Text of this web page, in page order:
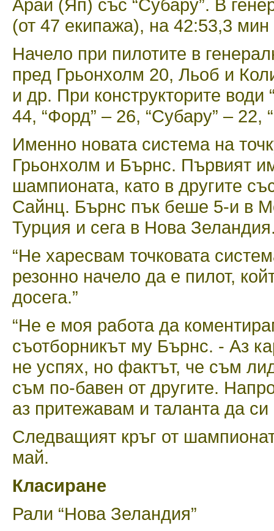
Арай (Яп) със “Субару”. В
(от 47 екипажа), на 42:53,3 мин
Начело при пилотите в
пред Грьонхолм 20, Льоб и
и др. При конструкторите води
44, “Форд” – 26, “Субару” – 22,
Именно новата система на
Грьонхолм и Бърнс. Първият
шампионата, като в другите
Сайнц. Бърнс пък беше 5-и в
Турция и сега в Нова
“Не харесвам точковата
резонно начело да е пилот,
досега.”
“Не е моя работа да
съотборникът му Бърнс. - Аз
не успях, но фактът, че съм
съм по-бавен от другите.
аз притежавам и таланта да си
Следващият кръг от
май.
Класиране
Рали “Нова Зеландия”